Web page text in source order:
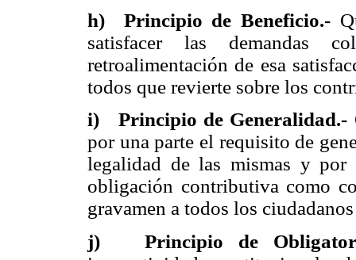
h) Principio de Beneficio.-
satisfacer las demandas
retroalimentación de esa
todos que revierte sobre los
i) Principio de Generalidad.-
por una parte el requisito de
legalidad de las mismas y
obligación contributiva como
gravamen a todos los
j) Principio de